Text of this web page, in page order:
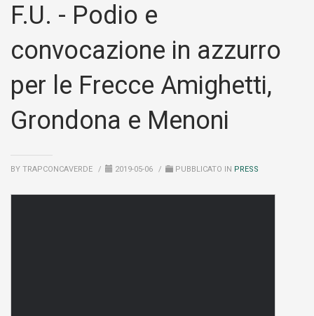
F.U. - Podio e
convocazione in azzurro
per le Frecce Amighetti,
Grondona e Menoni
BY TRAPCONCAVERDE / 2019-05-06 / PUBBLICATO IN PRESS